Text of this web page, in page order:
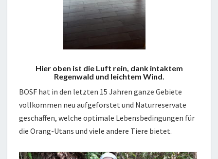
Hier oben ist die Luft rein, dank intaktem
Regenwald und leichtem Wind.
BOSF hat in den letzten 15 Jahren ganze Gebiete
vollkommen neu aufgeforstet und Naturreservate
geschaffen, welche optimale Lebensbedingungen für
die Orang-Utans und viele andere Tiere bietet.